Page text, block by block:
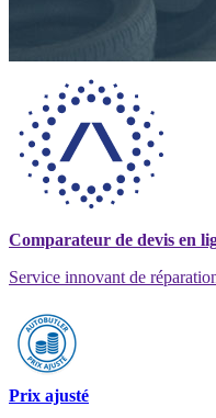
Comparateur de devis en
Service innovant de
Prix ajusté